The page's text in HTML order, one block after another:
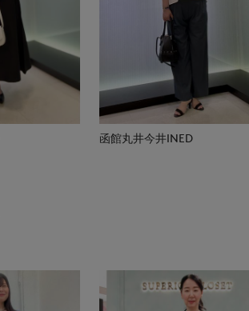
函館丸井今井INED